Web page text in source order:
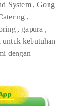
System , Gong
,
, gapura ,
kebutuhan
dengan